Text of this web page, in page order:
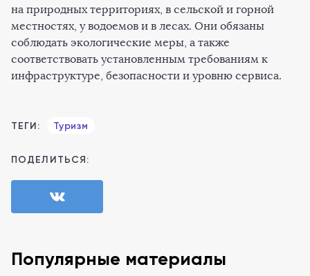
на природных территориях, в сельской и горной
местностях, у водоемов и в лесах. Они обязаны
соблюдать экологические меры, а также
соответствовать установленным требованиям к
инфраструктуре, безопасности и уровню сервиса.
ТЕГИ: Туризм
ПОДЕЛИТЬСЯ:
Популярные материалы